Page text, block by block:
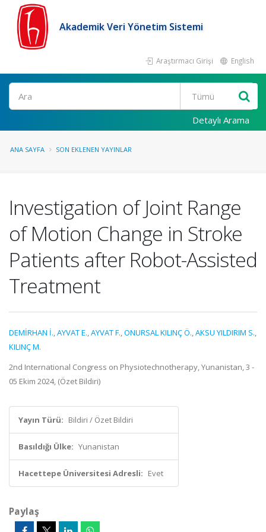
Akademik Veri Yönetim Sistemi
Araştırmacı Girişi English
Ara
Detaylı Arama
ANA SAYFA SON EKLENEN YAYINLAR
Investigation of Joint Range
of Motion Change in Stroke
Patients after Robot-Assisted
Treatment
DEMİRHAN İ.,AYVAT E.,AYVAT F.,ONURSAL KILINÇ Ö.,AKSU YILDIRIM S.,
KILINÇ M.
2nd International Congress on Physiotechnotherapy, Yunanistan, 3 -
05 Ekim 2024, (Özet Bildiri)
Yayın Türü: Bildiri / Özet Bildiri
Basıldığı Ülke: Yunanistan
Hacettepe Üniversitesi Adresli: Evet
Paylaş